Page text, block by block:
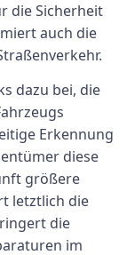
die Sicherheit
auch die
dazu bei, die
Erkennung
diese
größere
letztlich die
die
im